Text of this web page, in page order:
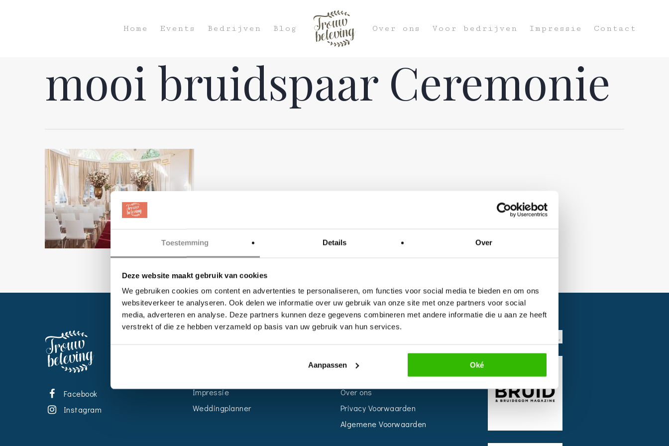
Toestemming Details Over
Deze website maakt gebruik van cookies
We gebruiken cookies om content en advertenties te personaliseren, om functies voor social media te bieden en om ons
websiteverkeer te analyseren. Ook delen we informatie over uw gebruik van onze site met onze partners voor social
media, adverteren en analyse. Deze partners kunnen deze gegevens combineren met andere informatie die u aan ze heeft
verstrekt of die ze hebben verzameld op basis van uw gebruik van hun services.
Aanpassen Oké
Home Events Bedrijven Blog Over ons Voor bedrijven Impressie Contact
mooi bruidspaar Ceremonie
Facebook
Instagram
Impressie
Weddingplanner
Voor Bedrijven
Over ons
Privacy Voorwaarden
Algemene Voorwaarden